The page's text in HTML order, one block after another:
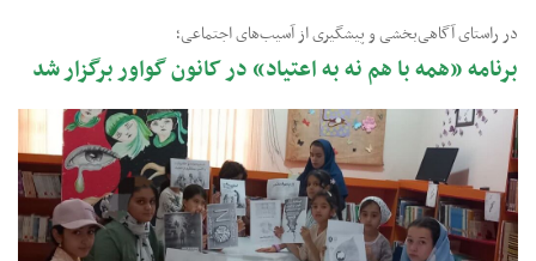
در راستای آگاهی‌بخشی و پیشگیری از آسیب‌های اجتماعی؛
برنامه «همه با هم نه به اعتیاد» در کانون گواور برگزار شد